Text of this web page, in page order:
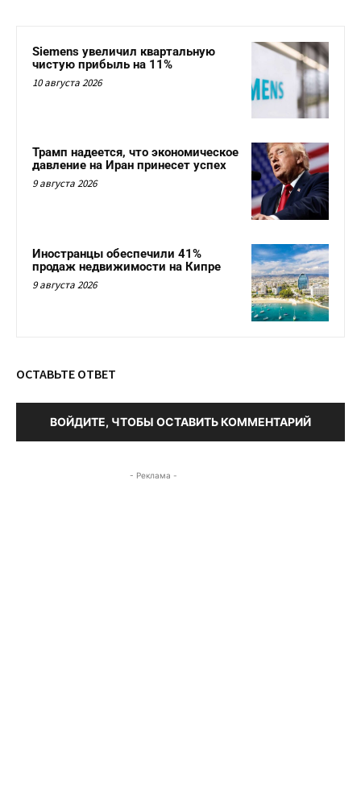
Siemens увеличил квартальную
чистую прибыль на 11%
10 августа 2026
Трамп надеется, что экономическое
давление на Иран принесет успех
9 августа 2026
Иностранцы обеспечили 41%
продаж недвижимости на Кипре
9 августа 2026
ОСТАВЬТЕ ОТВЕТ
ВОЙДИТЕ, ЧТОБЫ ОСТАВИТЬ КОММЕНТАРИЙ
- Реклама -